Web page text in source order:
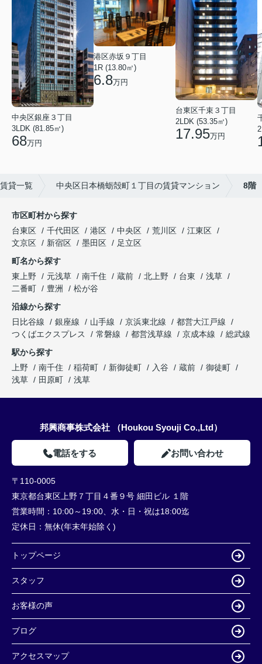
中央区銀座３丁目
3LDK (81.85㎡)
68万円
港区赤坂９丁目
1R (13.80㎡)
6.8万円
台東区千束３丁目
2LDK (53.35㎡)
17.95万円
貸一覧 中央区日本橋蛎殻町１丁目の賃貸マンション 8階
市区町村から探す
台東区
千代田区 港区 中央区 荒川区
江東区
文京区
新宿区 墨田区
足立区
町名から探す
東上野
元浅草 南千住 蔵前 北上野 台東
浅草
二番町
豊洲
松が谷
沿線から探す
日比谷線
銀座線 山手線 京浜東北線
都営大江戸線
つくばエクスプレス
常磐線 都営浅草線 京成本線
総武線
駅から探す
上野
南千住 稲荷町 新御徒町 入谷 蔵前
御徒町
浅草
田原町 浅草
邦興商事株式会社 （Houkou Syouji Co.,Ltd）
電話をする お問い合わせ
〒110-0005
東京都台東区上野７丁目４番９号 細田ビル １階
営業時間： 10:00～19:00、水・日・祝は18:00迄
定休日： 無休(年末年始除く)
トップページ
スタッフ
お客様の声
ブログ
アクセスマップ